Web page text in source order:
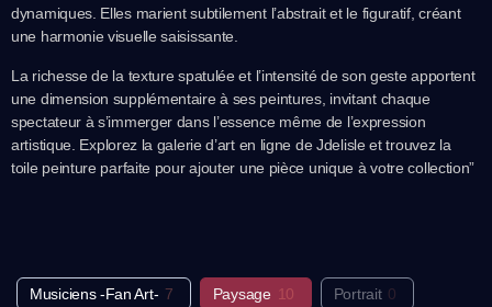
dynamiques. Elles marient subtilement l’abstrait et le figuratif, créant
une harmonie visuelle saisissante.
La richesse de la texture spatulée et l’intensité de son geste apportent
une dimension supplémentaire à ses peintures, invitant chaque
spectateur à s’immerger dans l’essence même de l’expression
artistique. Explorez la galerie d’art en ligne de Jdelisle et trouvez la
toile peinture parfaite pour ajouter une pièce unique à votre collection”
Musiciens -Fan Art- 7 Paysage 10 Portrait 0